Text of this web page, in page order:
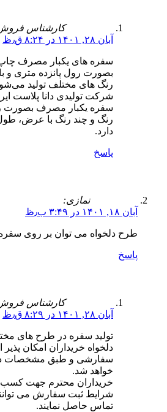
کارشناس
آبان ۲۸, ۱۴۰۱ در ۸:۲۴ ق٫ظ
رنگ های مختلف تولید
شرکت تولیدی دانا پلاست
سفره یکبار مصرف بصورت
رنگ و چند رنگ با عرض،
دارد.
پاسخ
نمازی:
آبان ۱۸, ۱۴۰۱ در ۳:۴۹ ب٫ظ
طرح دلخواه می توان بر روی
پاسخ
کارشناس
آبان ۲۸, ۱۴۰۱ در ۸:۲۹ ق٫ظ
تولید سفره در طرح های
دلخواه خریداران امکان
سفارشی و طبق مشخصات
خواهد شد.
خریداران محترم جهت کسب
شرایط ثبت سفارش می
تماس حاصل نمایند.